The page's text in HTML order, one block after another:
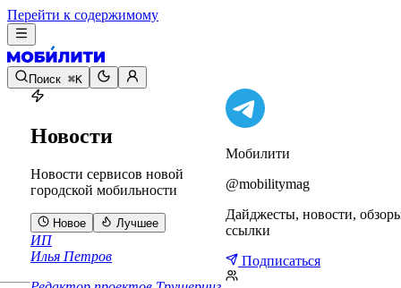
Перейти к содержимому
Поиск ⌘K
Новости
Новости сервисов новой
городской мобильности
Новое Лучшее
ИП
Илья Петров
Мобилити
@mobilitymag
Дайджесты, новости,
ссылки
Подписаться